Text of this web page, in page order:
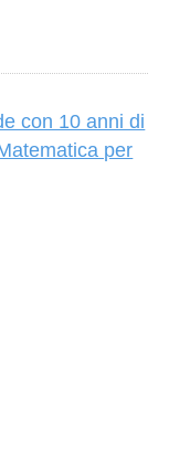
con 10 anni di
per